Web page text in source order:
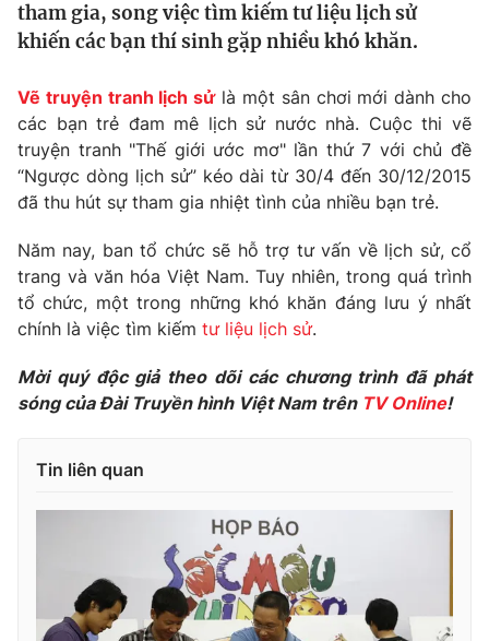
Thế giới
Thế giới đó đây
Câu chuyện quốc tế
Kinh tế
Tài chính
Thị trường
Dữ liệu và đời sống
Phim VTV
Hậu trường
Khán giả
Giải trí
Điện ảnh
Âm nhạc
Du lịch
Chất lượng cuộc sống
Giáo dục
Tuyển sinh
Học trực tuyến
Công nghệ
Hitech Công nghệ tương lai
Thị trường
Giao lưu trực tuyến
Lịch phát sóng
tham gia, song việc tìm kiếm tư liệu lịch sử
khiến các bạn thí sinh gặp nhiều khó khăn.
Vẽ truyện tranh lịch sửlà một sân chơi mới dành cho
các bạn trẻ đam mê lịch sử nước nhà. Cuộc thi vẽ
truyện tranh "Thế giới ước mơ" lần thứ 7 với chủ đề
“Ngược dòng lịch sử” kéo dài từ 30/4 đến 30/12/2015
đã thu hút sự tham gia nhiệt tình của nhiều bạn trẻ.
Năm nay, ban tổ chức sẽ hỗ trợ tư vấn về lịch sử, cổ
trang và văn hóa Việt Nam. Tuy nhiên, trong quá trình
tổ chức, một trong những khó khăn đáng lưu ý nhất
chính là việc tìm kiếm tư liệu lịch sử.
Mời quý độc giả theo dõi các chương trình đã phát
sóng của Đài Truyền hình Việt Nam trên TV Online!
Tin liên quan